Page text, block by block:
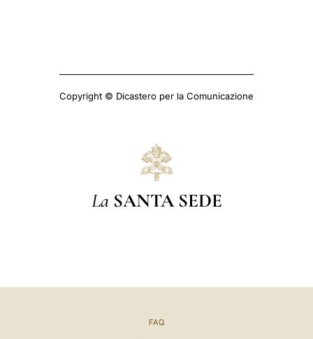
Copyright © Dicastero per la Comunicazione
La SANTA SEDE
FAQ